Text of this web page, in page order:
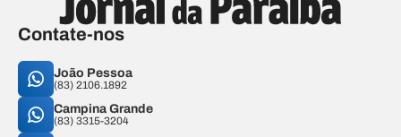
Contate-nos
João Pessoa
(83) 2106.1892
Campina Grande
(83) 3315-3204